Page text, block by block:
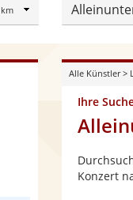
Ort
Events
festlegenAlle Künstler>
Ihre
Konzert